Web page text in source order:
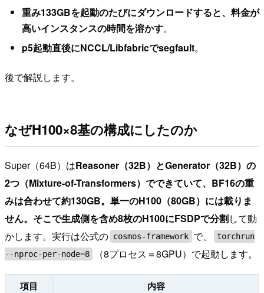
重み133GBを起動のたびにダウンロードすると、料金が
高いインスタンスの時間を溶かす。
p5起動直後にNCCL/Libfabricでsegfault。
後で解説します。
なぜH100×8基の構成にしたのか
Super（64B）はReasoner（32B）とGenerator（32B）の
2つ（Mixture-of-Transformers） でできていて、BF16の重
みは合わせて約130GB。 単一のH100（80GB）には載りま
せん。そこで生成側を含め8枚のH100にFSDPで分割して動
かします。実行は公式の cosmos-framework で、
torchrun
--nproc-per-node=8
（8プロセス＝8GPU）で起動します。
項目 内容